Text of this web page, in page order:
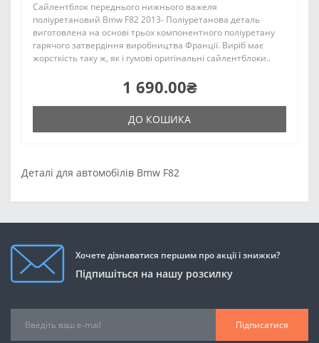
Сайлентблок переднього нижнього важеля
поліуретановий Bmw F82 2013- Поліуретанова деталь
виготовлена на основі трьох компонентного поліуретану
гарячого затвердіння виробництва Франції. Виріб має
жорсткість таку ж, як і гумові оригінальні сайлентблоки..
1 690.00₴
ДО КОШИКА
Деталі для автомобілів Bmw F82
Хочете дізнаватися першим про акції і знижки?
Підпишіться на нашу розсилку
Підписатися